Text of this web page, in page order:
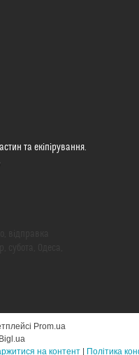
та екіпірування.
Prom.ua
на контент Політика